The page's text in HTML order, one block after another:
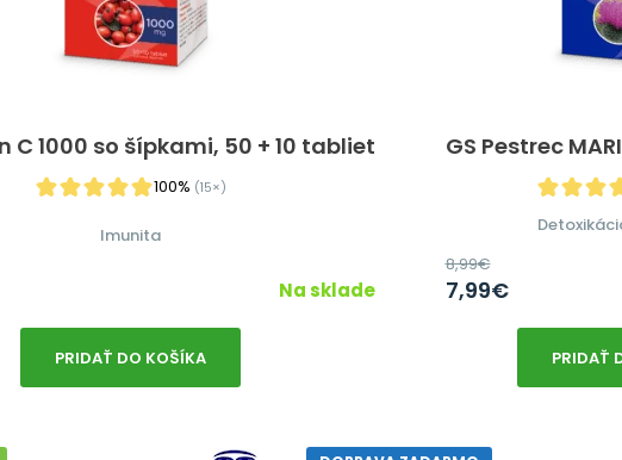
C 1000 so šípkami, 50 + 10 tabliet
100% (15×)
Imunita
Na sklade
PRIDAŤ DO KOŠÍKA
GS Pestrec
8,99€
7,99€
PRIDAŤ